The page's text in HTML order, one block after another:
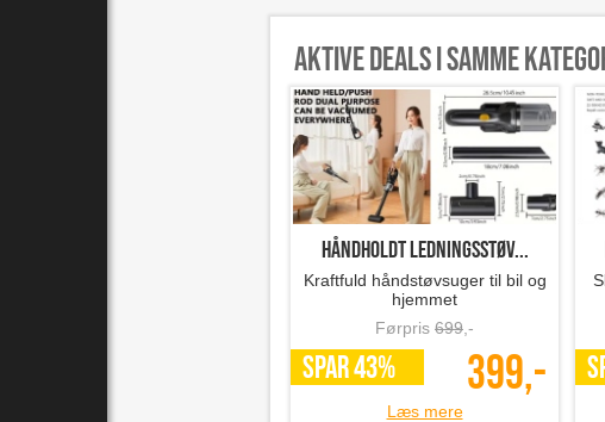
Aktive deals i samme
Håndholdt ledningsstøv...
Kraftfuld håndstøvsuger til bil og
hjemmet
Førpris 699 ,-
SPAR 43% 399,-
Læs mere